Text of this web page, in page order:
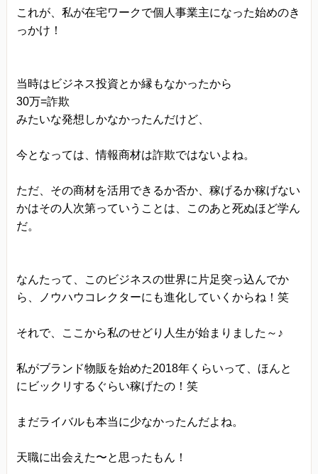
これが、私が在宅ワークで個人事業主になった始めのき
っかけ！
当時はビジネス投資とか縁もなかったから
30万=詐欺
みたいな発想しかなかったんだけど、
今となっては、情報商材は詐欺ではないよね。
ただ、その商材を活用できるか否か、稼げるか稼げない
かはその人次第っていうことは、このあと死ぬほど学ん
だ。
なんたって、このビジネスの世界に片足突っ込んでか
ら、ノウハウコレクターにも進化していくからね！笑
それで、ここから私のせどり人生が始まりました～♪
私がブランド物販を始めた2018年くらいって、ほんと
にビックリするぐらい稼げたの！笑
まだライバルも本当に少なかったんだよね。
天職に出会えた〜と思ったもん！